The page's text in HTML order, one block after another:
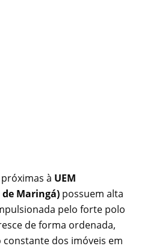
à UEM
Maringá) possuem alta
pelo forte polo
de forma ordenada,
dos imóveis em